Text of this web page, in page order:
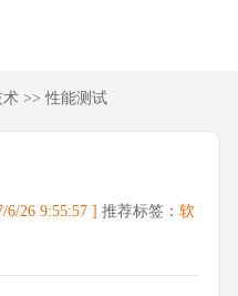
术 >>性能测试
6/26 9:55:57 ] 推荐标签： 软